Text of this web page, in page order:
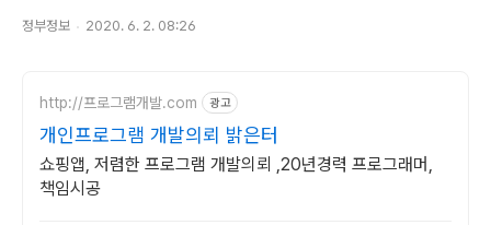
정부정보 2020. 6. 2. 08:26
http://프로그램개발.com 광고
개인프로그램 개발의뢰 밝은터
쇼핑앱, 저렴한 프로그램 개발의뢰 ,20년경력 프로그래머,
책임시공